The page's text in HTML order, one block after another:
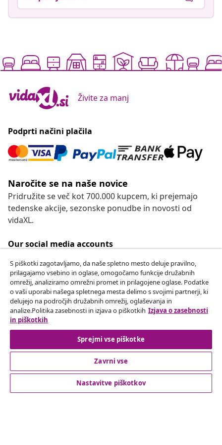
Živite za manj
Podprti načini plačila
Naročite se na naše novice
Pridružite se več kot 700.000 kupcem, ki prejemajo
tedenske akcije, sezonske ponudbe in novosti od
vidaXL.
Our social media accounts
Odstop od pogodbe
Oddaj zahtevek za odstop od naročila.
Odstop od pogodbe
Podpora za stranke
S piškotki zagotavljamo, da naše spletno mesto deluje pravilno,
prilagajamo vsebino in oglase, omogočamo funkcije družabnih
omrežij, analiziramo omrežni promet in prilagojene oglase. Podatke
o vaši uporabi našega spletnega mesta delimo s svojimi partnerji, ki
delujejo na področjih družabnih omrežij, oglaševanja in
analize.Politika zasebnosti in izjava o piškotkih Izjava o zasebnosti
in piškotkih
Sprejmi vse piškotke
Zavrni vse
Nastavitve piškotkov